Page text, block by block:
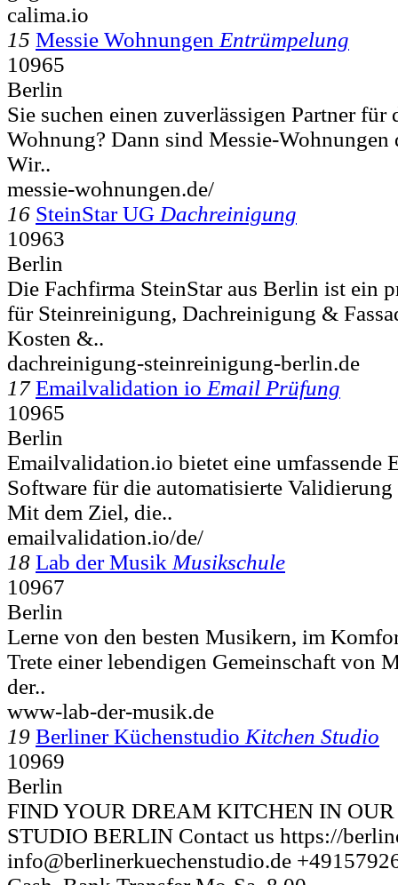
calima.io
15 Messie Wohnungen Entrümpelung
10965
Berlin
Sie suchen einen zuverlässigen Partner
Wohnung? Dann sind Messie-Wohnungen
Wir..
messie-wohnungen.de/
16 SteinStar UG Dachreinigung
10963
Berlin
Die Fachfirma SteinStar aus Berlin ist ein
für Steinreinigung, Dachreinigung &
Kosten &..
dachreinigung-steinreinigung-berlin.de
17 Emailvalidation io Email Prüfung
10965
Berlin
Emailvalidation.io bietet eine umfassende
Software für die automatisierte
Mit dem Ziel, die..
emailvalidation.io/de/
18 Lab der Musik Musikschule
10967
Berlin
Lerne von den besten Musikern, im
Trete einer lebendigen Gemeinschaft von
der..
www-lab-der-musik.de
19 Berliner Küchenstudio Kitchen Studio
10969
Berlin
FIND YOUR DREAM KITCHEN IN
STUDIO BERLIN Contact us https://
info@berlinerkuechenstudio.de